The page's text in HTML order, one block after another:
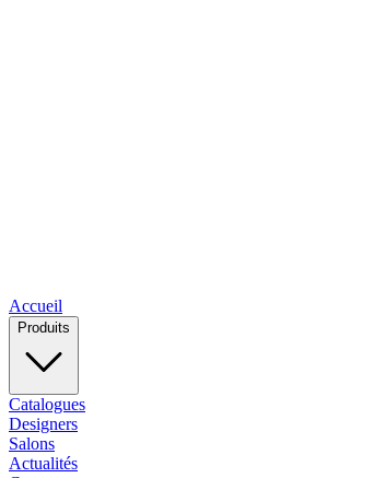
Accueil
Produits
Catalogues
Designers
Salons
Actualités